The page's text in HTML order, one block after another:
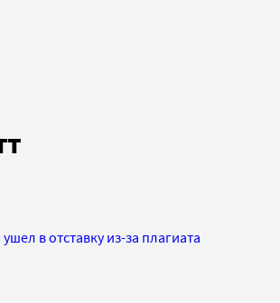
в отставку из-за плагиата